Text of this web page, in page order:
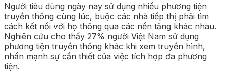
Người tiêu dùng ngày nay sử dụng nhiều phương tiện
truyền thông cùng lúc, buộc các nhà tiếp thị phải tìm
cách kết nối với họ thông qua các nền tảng khác nhau.
Nghiên cứu cho thấy 27% người Việt Nam sử dụng
phương tiện truyền thông khác khi xem truyền hình,
nhấn mạnh sự cần thiết của việc tích hợp đa phương
tiện.